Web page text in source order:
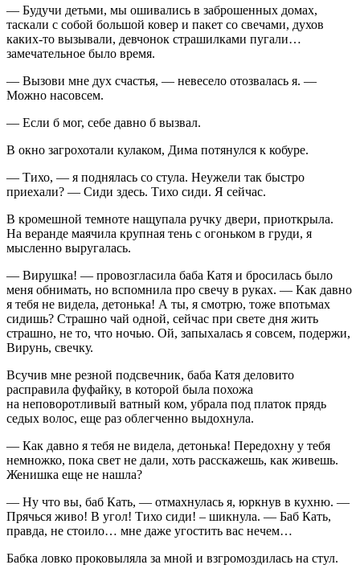
— Будучи детьми, мы ошивались в заброшенных домах,
таскали с собой большой ковер и пакет со свечами, духов
каких-то вызывали, девчонок страшилками пугали…
замечательное было время.
— Вызови мне дух счастья, — невесело отозвалась я. —
Можно насовсем.
— Если б мог, себе давно б вызвал.
В окно загрохотали кулаком, Дима потянулся к кобуре.
— Тихо, — я поднялась со стула. Неужели так быстро
приехали? — Сиди здесь. Тихо сиди. Я сейчас.
В кромешной темноте нащупала ручку двери, приоткрыла.
На веранде маячила крупная тень с огоньком в груди, я
мысленно выругалась.
— Вирушка! — провозгласила баба Катя и бросилась было
меня обнимать, но вспомнила про свечу в руках. — Как давно
я тебя не видела, детонька! А ты, я смотрю, тоже впотьмах
сидишь? Страшно чай одной, сейчас при свете дня жить
страшно, не то, что ночью. Ой, запыхалась я совсем, подержи,
Вирунь, свечку.
Всучив мне резной подсвечник, баба Катя деловито
расправила фуфайку, в которой была похожа
на неповоротливый ватный ком, убрала под платок прядь
седых волос, еще раз облегченно выдохнула.
— Как давно я тебя не видела, детонька! Передохну у тебя
немножко, пока свет не дали, хоть расскажешь, как живешь.
Женишка еще не нашла?
— Ну что вы, баб Кать, — отмахнулась я, юркнув в кухню. —
Прячься живо! В угол! Тихо сиди! ­– шикнула. — Баб Кать,
правда, не стоило… мне даже угостить вас нечем…
Бабка ловко проковыляла за мной и взгромоздилась на стул.